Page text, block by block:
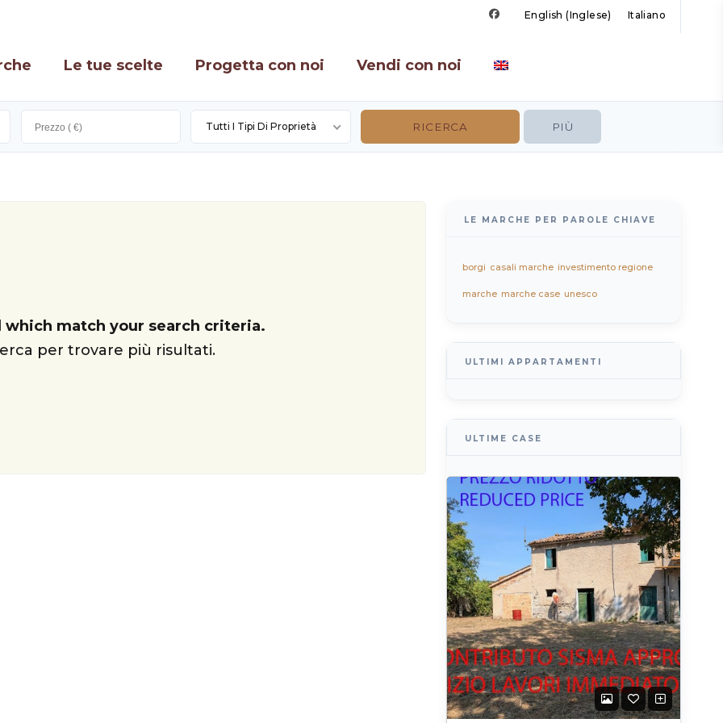
English (Inglese) Italiano
Le tue scelte Progetta con noi Vendi con noi
Tutti I Tipi Di Proprietà PIÙ
which match your search criteria.
per trovare più risultati.
LE MARCHE PER PAROLE CHIAVE
borgi casali marche investimento regione
marche marche case unesco
ULTIMI APPARTAMENTI
ULTIME CASE